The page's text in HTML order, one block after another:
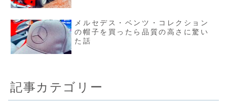
メルセデス・ベンツ・コレクション
の帽子を買ったら品質の高さに驚い
た話
記事カテゴリー